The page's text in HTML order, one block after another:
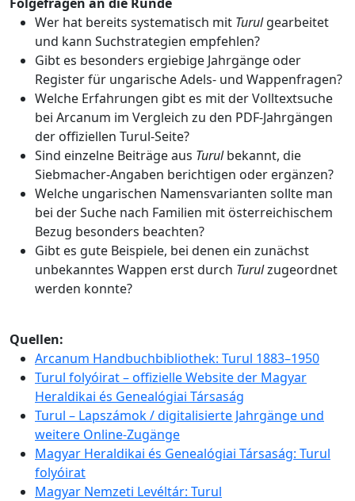
Wer hat bereits systematisch mit Turulgearbeitet
und kann Suchstrategien empfehlen?
Gibt es besonders ergiebige Jahrgänge oder
Register für ungarische Adels- und Wappenfragen?
Welche Erfahrungen gibt es mit der Volltextsuche
bei Arcanum im Vergleich zu den PDF-Jahrgängen
der offiziellen Turul-Seite?
Sind einzelne Beiträge aus Turulbekannt, die
Siebmacher-Angaben berichtigen oder ergänzen?
Welche ungarischen Namensvarianten sollte man
bei der Suche nach Familien mit österreichischem
Bezug besonders beachten?
Gibt es gute Beispiele, bei denen ein zunächst
unbekanntes Wappen erst durch Turulzugeordnet
werden konnte?
Quellen:
Arcanum Handbuchbibliothek: Turul 1883–1950
Turul folyóirat – offizielle Website der Magyar
Heraldikai és Genealógiai Társaság
Turul – Lapszámok / digitalisierte Jahrgänge und
weitere Online-Zugänge
Magyar Heraldikai és Genealógiai Társaság: Turul
folyóirat
Magyar Nemzeti Levéltár: Turul